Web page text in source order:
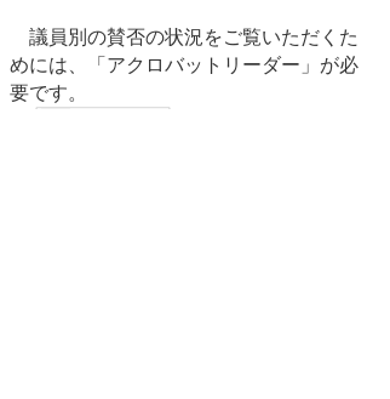
議員別の賛否の状況をご覧いただくた
めには、「アクロバットリーダー」が必
要です。